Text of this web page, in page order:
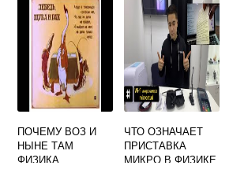
ПОЧЕМУ ВОЗ И
НЫНЕ ТАМ
ФИЗИКА
ЧТО ОЗНАЧАЕТ
ПРИСТАВКА
МИКРО В ФИЗИКЕ